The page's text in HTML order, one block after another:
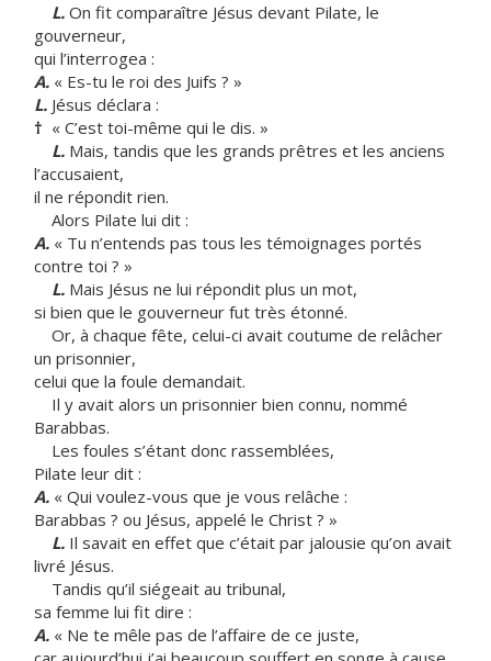
L. On fit comparaître Jésus devant Pilate, le
gouverneur,
qui l’interrogea :
A. « Es-tu le roi des Juifs ? »
L. Jésus déclara :
† « C’est toi-même qui le dis. »
L. Mais, tandis que les grands prêtres et les anciens
l’accusaient,
il ne répondit rien.
Alors Pilate lui dit :
A. « Tu n’entends pas tous les témoignages portés
contre toi ? »
L. Mais Jésus ne lui répondit plus un mot,
si bien que le gouverneur fut très étonné.
Or, à chaque fête, celui-ci avait coutume de relâcher
un prisonnier,
celui que la foule demandait.
Il y avait alors un prisonnier bien connu, nommé
Barabbas.
Les foules s’étant donc rassemblées,
Pilate leur dit :
A. « Qui voulez-vous que je vous relâche :
Barabbas ? ou Jésus, appelé le Christ ? »
L. Il savait en effet que c’était par jalousie qu’on avait
livré Jésus.
Tandis qu’il siégeait au tribunal,
sa femme lui fit dire :
A. « Ne te mêle pas de l’affaire de ce juste,